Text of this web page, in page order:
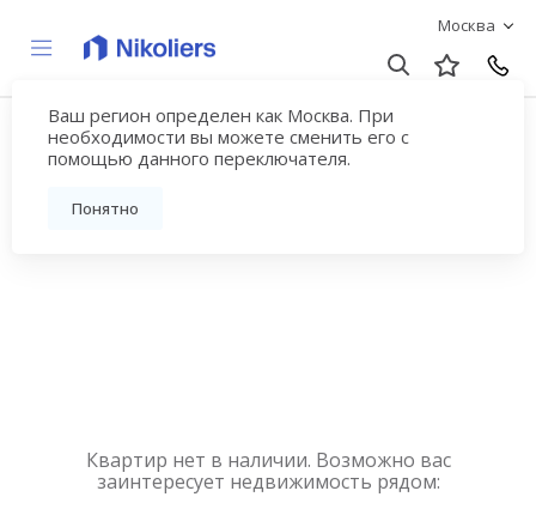
Москва
Ваш регион определен как Москва. При
необходимости вы можете сменить его с
помощью данного переключателя.
Понятно
Купить квартиру
новостройку у метро
Квартир нет в наличии. Возможно вас
заинтересует недвижимость рядом: